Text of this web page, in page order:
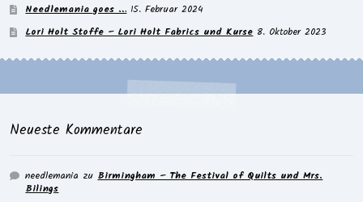
Needlemania goes … 15. Februar 2024
Lori Holt Stoffe – Lori Holt Fabrics und Kurse 8. Oktober 2023
Neueste Kommentare
needlemania zu Birmingham – The Festival of Quilts und Mrs.
Bilings